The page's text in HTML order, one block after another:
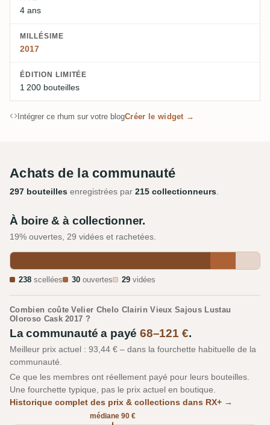
4 ans
MILLÉSIME
2017
ÉDITION LIMITÉE
1 200 bouteilles
Intégrer ce rhum sur votre blogCréer le widget →
Achats de la communauté
297 bouteilles enregistrées par 215 collectionneurs.
À boire & à collectionner.
19% ouvertes, 29 vidées et rachetées.
238 scellées 30 ouvertes 29 vidées
Combien coûte Velier Chelo Clairin Vieux Sajous Lustau
Oloroso Cask 2017 ?
La communauté a payé68–121 €.
Meilleur prix actuel : 93,44 € – dans la fourchette habituelle de la
communauté.
Ce que les membres ont réellement payé pour leurs bouteilles.
Une fourchette typique, pas le prix actuel en boutique.
Historique complet des prix & collections dans RX+ →
médiane 90 €